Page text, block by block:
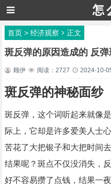
首页> 经济观察 正文
斑反弹的原因造成的 反
顾伊 阅读：2727 2024-10-
斑反弹的神秘面纱
斑反弹，这个词听起来就像
际上，它却是许多爱美人士
苦花了大把银子和大把时间
结果呢？斑点不仅没消失，
好不容易攒了点钱，结果一